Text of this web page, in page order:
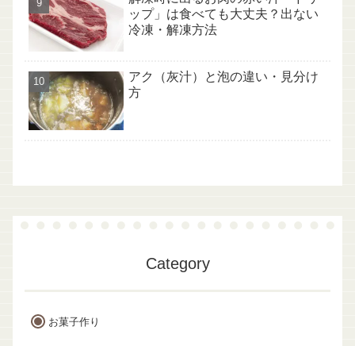
ップ」は食べても大丈夫？出ない
冷凍・解凍方法
アク（灰汁）と泡の違い・見分け
方
Category
お菓子作り